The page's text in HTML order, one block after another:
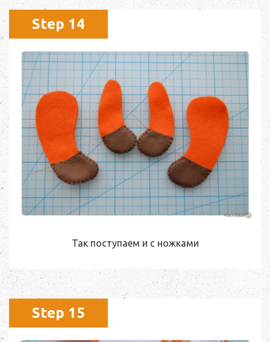
Step 14
Так поступаем и с ножками
Step 15